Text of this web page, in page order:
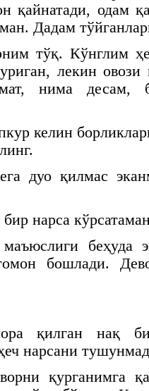
қайнатади, одам
Дадам
тўқ. Кўнглим
лекин
нима
келин
дуо қилмас
нарса
беҳуда
бошлади.
қилган нақ
нарсани
қурганимга